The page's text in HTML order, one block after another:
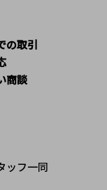
の取引
商談
ッフ一同